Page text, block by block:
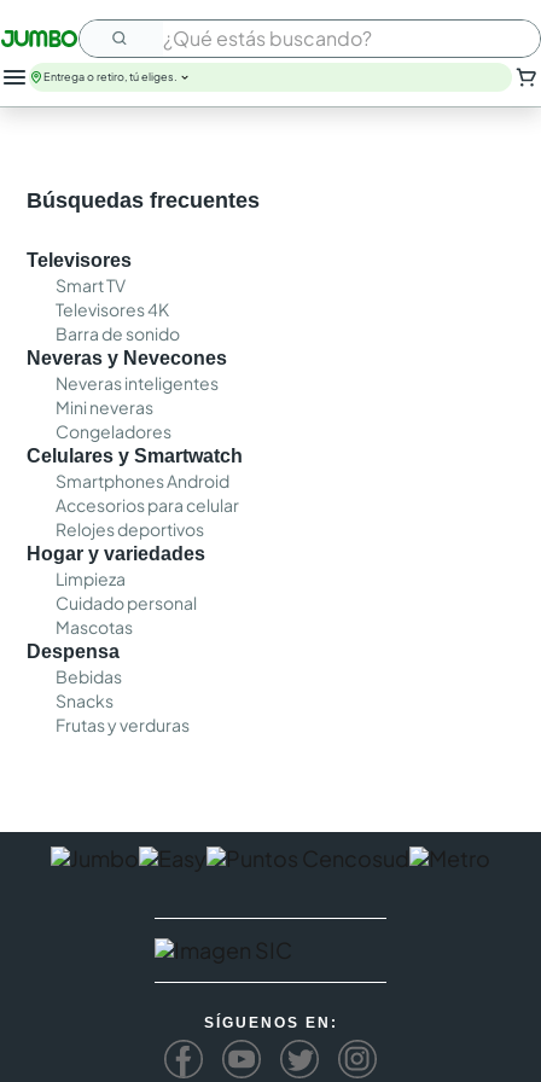
¿Qué estás buscando?
Entrega o retiro, tú eliges.
Búsquedas frecuentes
Televisores
Smart TV
Televisores 4K
Barra de sonido
Neveras y Nevecones
Neveras inteligentes
Mini neveras
Congeladores
Celulares y Smartwatch
Smartphones Android
Accesorios para celular
Relojes deportivos
Hogar y variedades
Limpieza
Cuidado personal
Mascotas
Despensa
Bebidas
Snacks
Frutas y verduras
SÍGUENOS EN: